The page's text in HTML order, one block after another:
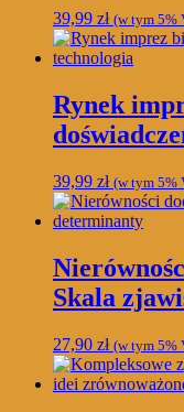
39,99 zł (w tym 5%
Rynek
39,99 zł (w tym 5%
Skala
27,90 zł (w tym 5%